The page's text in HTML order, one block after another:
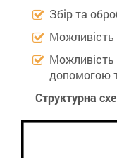
Збір та
Можливість
Можливість
допомогою
Структурна